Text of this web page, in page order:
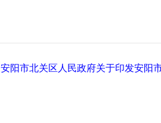
安阳市北关区人民政府关于印发安阳